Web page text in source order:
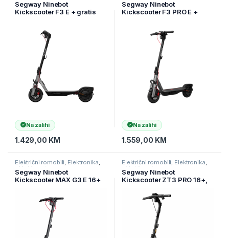
Segway Ninebot
Kickscooter F3 E + gratis
Na zalihi
1.429,00 KM
Segway Ninebot
Kickscooter F3 PRO E +
Na zalihi
1.559,00 KM
Električni romobili, Elektronika,
eMobilnost
Segway Ninebot
Kickscooter MAX G3 E 16+
Električni romobili, Elektronika,
eMobilnost
Segway Ninebot
Kickscooter ZT3 PRO 16+,
km/h, 25%, 11”, 1600 W